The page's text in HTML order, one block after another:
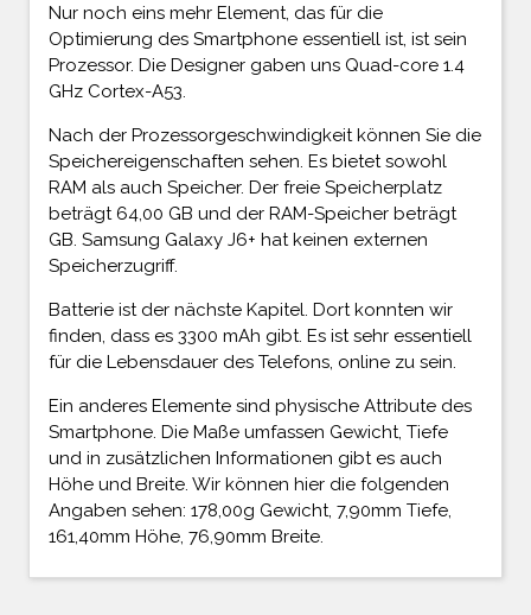
Nur noch eins mehr Element, das für die
Optimierung des Smartphone essentiell ist, ist sein
Prozessor. Die Designer gaben uns Quad-core 1.4
GHz Cortex-A53.
Nach der Prozessorgeschwindigkeit können Sie die
Speichereigenschaften sehen. Es bietet sowohl
RAM als auch Speicher. Der freie Speicherplatz
beträgt 64,00 GB und der RAM-Speicher beträgt
GB. Samsung Galaxy J6+ hat keinen externen
Speicherzugriff.
Batterie ist der nächste Kapitel. Dort konnten wir
finden, dass es 3300 mAh gibt. Es ist sehr essentiell
für die Lebensdauer des Telefons, online zu sein.
Ein anderes Elemente sind physische Attribute des
Smartphone. Die Maße umfassen Gewicht, Tiefe
und in zusätzlichen Informationen gibt es auch
Höhe und Breite. Wir können hier die folgenden
Angaben sehen: 178,00g Gewicht, 7,90mm Tiefe,
161,40mm Höhe, 76,90mm Breite.